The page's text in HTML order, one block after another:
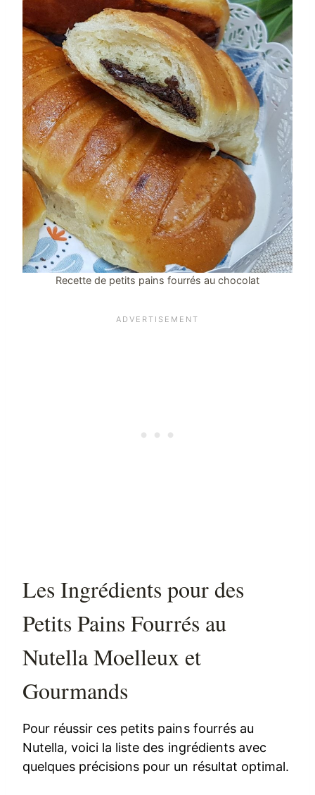
Recette de petits pains fourrés au chocolat
Les Ingrédients pour des
Petits Pains Fourrés au
Nutella Moelleux et
Gourmands
Pour réussir ces petits pains fourrés au
Nutella, voici la liste des ingrédients avec
quelques précisions pour un résultat optimal.